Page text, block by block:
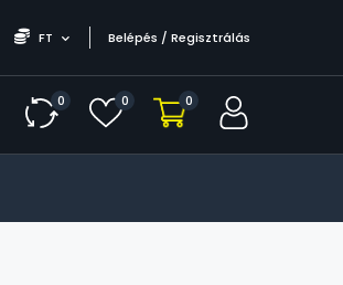
FT Belépés / Regisztrálás
0 0 0